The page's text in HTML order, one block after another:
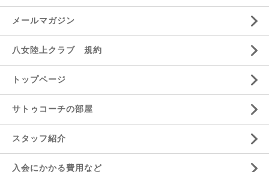
メールマガジン
八女陸上クラブ 規約
トップページ
サトゥコーチの部屋
スタッフ紹介
入会にかかる費用など